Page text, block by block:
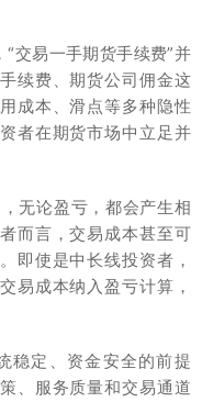
交易一手期货手续费”并
续费、期货公司佣金这
成本、滑点等多种隐性
者在期货市场中立足并
无论盈亏，都会产生相
而言，交易成本甚至可
即使是中长线投资者，
易成本纳入盈亏计算，
稳定、资金安全的前提
、服务质量和交易通道